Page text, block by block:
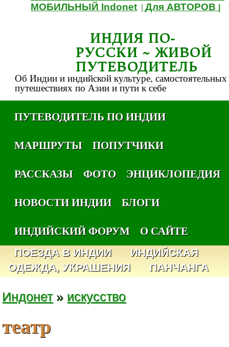
МОБИЛЬНЫЙ Indonet |Для АВТОРОВ
ИНДИЯ ПО-
РУССКИ ~ ЖИВОЙ
ПУТЕВОДИТЕЛЬ
Об Индии и индийской культуре, самостоятельных
путешествиях по Азии и пути к себе
ПУТЕВОДИТЕЛЬ ПО ИНДИИ
МАРШРУТЫ
ПОПУТЧИКИ
РАССКАЗЫ
ФОТО
ЭНЦИКЛОПЕДИЯ
НОВОСТИ ИНДИИ
БЛОГИ
ИНДИЙСКИЙ ФОРУМ
О САЙТЕ
ПОЕЗДА В ИНДИИ
ИНДИЙСКАЯ
ОДЕЖДА, УКРАШЕНИЯ
ПАНЧАНГА
Индонет» искусство
театр